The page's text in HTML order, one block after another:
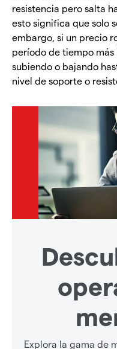
resistencia pero salta
esto significa que solo
embargo, si un precio
período de tiempo
subiendo o bajando
nivel de soporte o
Explora la gama de